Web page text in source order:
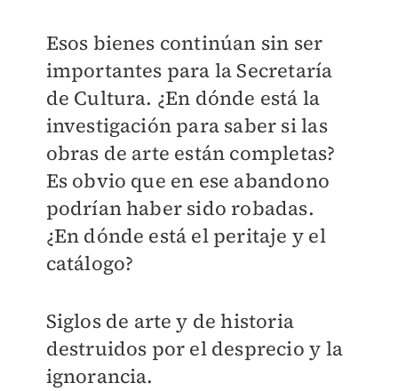
Esos bienes continúan sin ser
importantes para la Secretaría
de Cultura. ¿En dónde está la
investigación para saber si las
obras de arte están completas?
Es obvio que en ese abandono
podrían haber sido robadas.
¿En dónde está el peritaje y el
catálogo?
Siglos de arte y de historia
destruidos por el desprecio y la
ignorancia.